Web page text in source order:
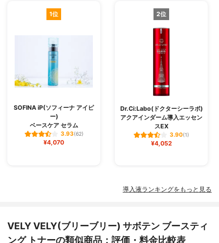
1位
SOFINA iP(ソフィーナ アイピ
ー)
ベースケア セラム
3.93(62)
¥4,070
2位
Dr.Ci:Labo(ドクターシーラボ)
アクアインダーム導入エッセン
スEX
3.90(1)
¥4,052
導入液ランキングをもっと見る
VELY VELY(ブリーブリー) サボテン ブースティ
ング トナーの類似商品：評価・料金比較表